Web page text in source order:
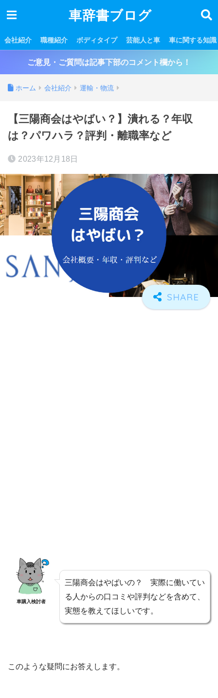
車辞書ブログ
会社紹介 職種紹介 ボディタイプ 芸能人と車 車に関する知識
ご意見・ご質問は記事下部のコメント欄から！
ホーム 会社紹介 運輸・物流
【三陽商会はやばい？】潰れる？年収
は？パワハラ？評判・離職率など
2023年12月18日
車購入検討者
三陽商会はやばいの？ 実際に働いてい
る人からの口コミや評判などを含めて、
実態を教えてほしいです。
このような疑問にお答えします。